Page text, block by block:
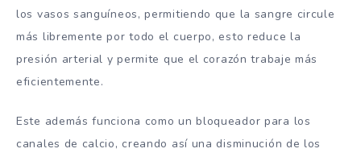
los vasos sanguíneos, permitiendo que la sangre circule
más libremente por todo el cuerpo, esto reduce la
presión arterial y permite que el corazón trabaje más
eficientemente.
Este además funciona como un bloqueador para los
canales de calcio, creando así una disminución de los